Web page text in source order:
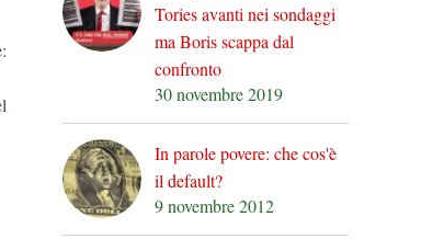
Tories avanti nei sondaggi
ma Boris scappa dal
confronto
30 novembre 2019
In parole povere: che cos'è
il default?
9 novembre 2012